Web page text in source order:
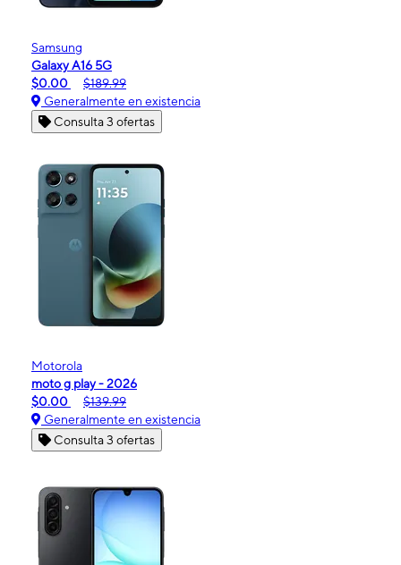
Samsung
Galaxy A16 5G
$0.00
$189.99
Generalmente en existencia
Consulta 3 ofertas
Motorola
moto g play - 2026
$0.00
$139.99
Generalmente en existencia
Consulta 3 ofertas